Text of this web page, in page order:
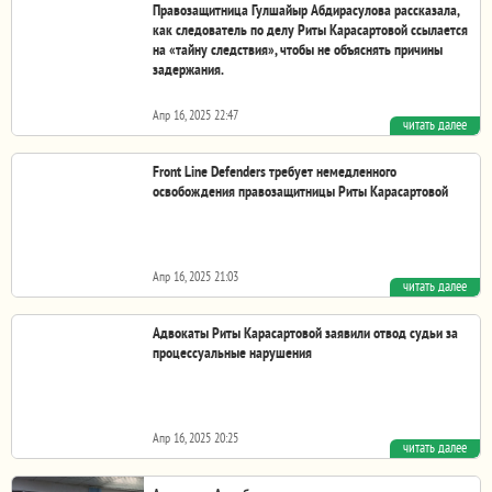
Правозащитница Гулшайыр Абдирасулова рассказала,
как следователь по делу Риты Карасартовой ссылается
на «тайну следствия», чтобы не объяснять причины
задержания.
Апр 16, 2025 22:47
«Так получилось». Правозащитница Гулшайыр
Абдирасулова рассказала, как следователь по делу Риты...
читать далее
Front Line Defenders требует немедленного
освобождения правозащитницы Риты Карасартовой
Апр 16, 2025 21:03
15 апреля была задержана правозащитница Рита
Карасартова. По данным правозащитной организации...
читать далее
Адвокаты Риты Карасартовой заявили отвод судьи за
процессуальные нарушения
Апр 16, 2025 20:25
В ходе судебного заседания по делу правозащитницы
Риты Карасартовой, которое проходит в...
читать далее